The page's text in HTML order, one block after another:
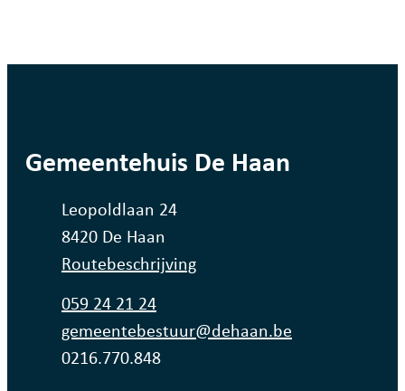
contact
Gemeentehuis De Haan
AdresLeopoldlaan 24
,8420 De Haan
Routebeschrijving
059 24 21 24
E-mailgemeentebestuur@dehaan.be
Ondernemingsnummer
0216.770.848